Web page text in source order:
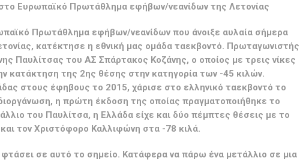
Ευρωπαϊκό Πρωτάθλημα εφήβων/νεανίδων της Λετονίας
Πρωτάθλημα εφήβων/νεανίδων που άνοιξε αυλαία σήμερα
κατέκτησε η εθνική μας ομάδα ταεκβοντό. Πρωταγωνιστής
Παυλίτσας του ΑΣ Σπάρτακος Κοζάνης, ο οποίος με τρεις νίκες
κατάκτηση της 2ης θέσης στην κατηγορία των -45 κιλών.
στους έφηβους το 2015, χάρισε στο ελληνικό ταεκβοντό το
η πρώτη έκδοση της οποίας πραγματοποιήθηκε το
του Παυλίτσα, η Ελλάδα είχε και δύο πέμπτες θέσεις με το
τον Χριστόφορο Καλλιφώνη στα -78 κιλά.
σε αυτό το σημείο. Κατάφερα να πάρω ένα μετάλλιο σε μια